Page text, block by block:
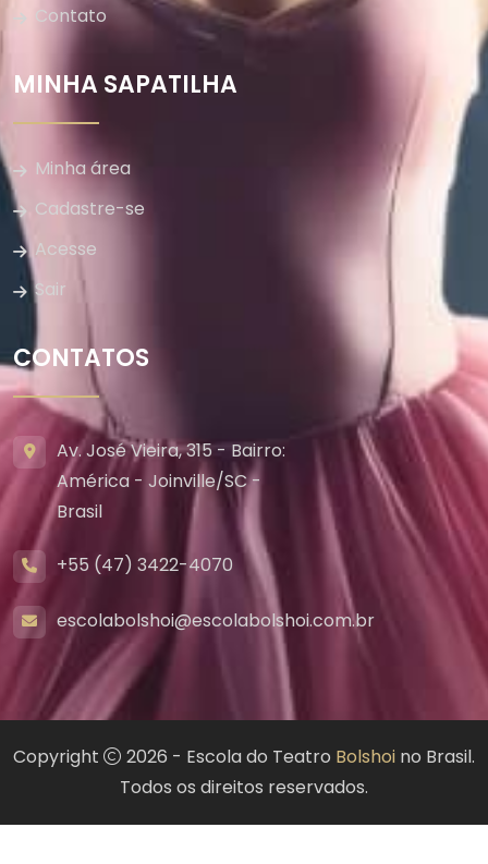
Contato
MINHA SAPATILHA
Minha área
Cadastre-se
Acesse
Sair
CONTATOS
Av. José Vieira, 315 - Bairro:
América - Joinville/SC -
Brasil
+55 (47) 3422-4070
escolabolshoi@escolabolshoi.com.br
Copyright 2026 - Escola do Teatro Bolshoi no Brasil.
Todos os direitos reservados.